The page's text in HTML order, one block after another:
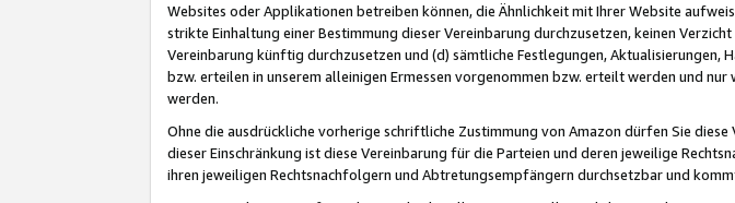
Websites oder Applikationen betreiben können, die Ähnlichkeit mit Ihrer Website
strikte Einhaltung einer Bestimmung dieser Vereinbarung durchzusetzen, keinen
Vereinbarung künftig durchzusetzen und (d) sämtliche Festlegungen, Aktualisierungen,
bzw. erteilen in unserem alleinigen Ermessen vorgenommen bzw. erteilt werden und
werden.
Ohne die ausdrückliche vorherige schriftliche Zustimmung von Amazon dürfen Sie
dieser Einschränkung ist diese Vereinbarung für die Parteien und deren jeweilige
ihren jeweiligen Rechtsnachfolgern und Abtretungsempfängern durchsetzbar und